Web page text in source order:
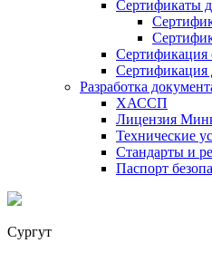
Сертификаты
Сертификация
Разработка
ХАССП
Лицензия
Технические
Стандарты и
Паспорт
Сургут